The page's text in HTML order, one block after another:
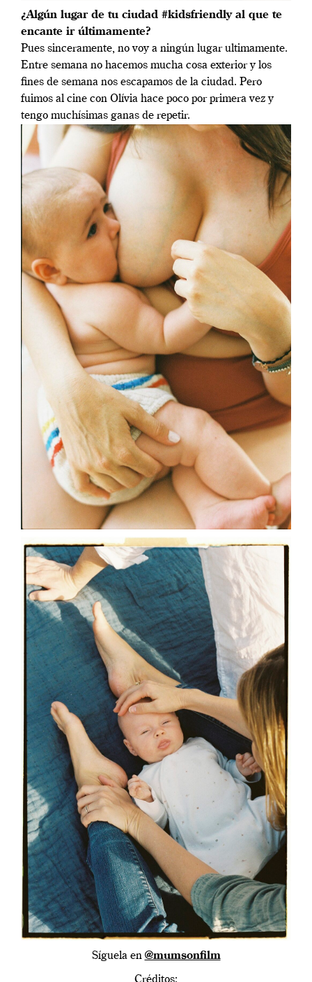
¿Algún lugar de tu ciudad #kidsfriendly al que te
encante ir últimamente?
Pues sinceramente, no voy a ningún lugar ultimamente.
Entre semana no hacemos mucha cosa exterior y los
fines de semana nos escapamos de la ciudad. Pero
fuimos al cine con Olívia hace poco por primera vez y
tengo muchísimas ganas de repetir.
Síguela en @mumsonfilm